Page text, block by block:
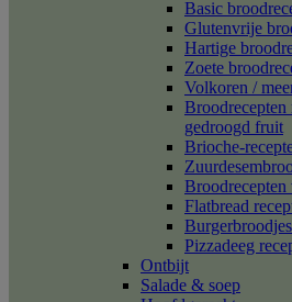
Basic
Glutenvrije
Hartige
Zoete
Volkoren /
Broodrecepten
gedroogd fruit
Brioche-
Flatbread
Pizzadeeg
Ontbijt
Salade & soep